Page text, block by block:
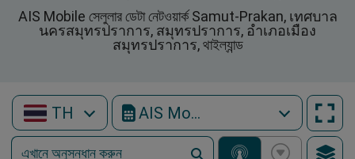
AIS Mobile সেলুলার ডেটা নেটওয়ার্ক Samut-Prakan, เทศบาล
นครสมุทรปราการ, สมุทรปราการ, อำเภอเมือง
สมุทรปราการ, থাইল্যান্ড
TH AIS Mobile